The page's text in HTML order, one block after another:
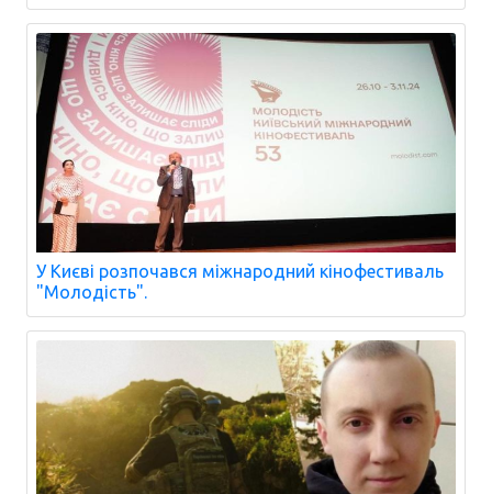
У Києві розпочався міжнародний кінофестиваль
"Молодість".